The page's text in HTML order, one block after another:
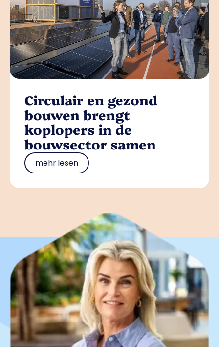
Circulair en gezond
bouwen brengt
koplopers in de
bouwsector samen
mehr lesen